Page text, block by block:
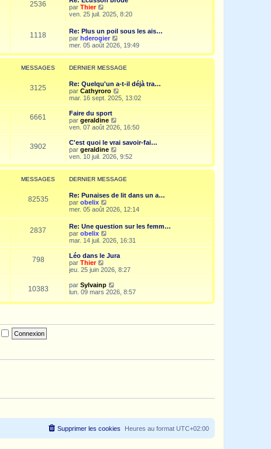
a
g
e
r
n
i
e
r
m
e
s
s
a
e
e
e
r
n
i
e
m
s
s
a
g
e
2536
par Thier
o
e
d
e
n
e
r
m
e
s
s
a
g
e
ven. 25 juil. 2025, 8:20
1118
Re: Plus un poil sous les ais…
par hderogier
o
i
r
l
e
r
n
i
m
e
s
a
g
e
mer. 05 août 2026, 19:49
MESSAGES DERNIER MESSAGE
3125
Re: Quelqu'un a-t-il déjà tra…
par Cathyroro
o
i
e
d
e
r
n
i
e
m
s
a
g
e
mar. 16 sept. 2025, 13:02
6661
Faire du sport
par geraldine
o
i
r
e
d
e
r
n
e
m
e
s
a
g
e
ven. 07 août 2026, 16:50
3902
C'est quoi le vrai savoir-fai…
par geraldine
o
i
r
l
e
n
i
e
m
e
s
a
g
ven. 10 juil. 2026, 9:52
MESSAGES DERNIER MESSAGE
82535
Re: Punaises de lit dans un a…
par obelix
o
l
e
d
e
r
i
e
r
m
e
mer. 05 août 2026, 12:14
2837
Re: Une question sur les femm…
par obelix
o
i
r
e
e
r
n
i
m
g
mar. 14 juil. 2026, 16:31
798
Léo dans le Jura
par Thier
o
i
r
d
n
e
jeu. 25 juin 2026, 8:27
10383 par Sylvainp
o
r
d
e
s
e
lun. 09 mars 2026, 8:57
Heures au format UTC+02:00
Supprimer les cookies